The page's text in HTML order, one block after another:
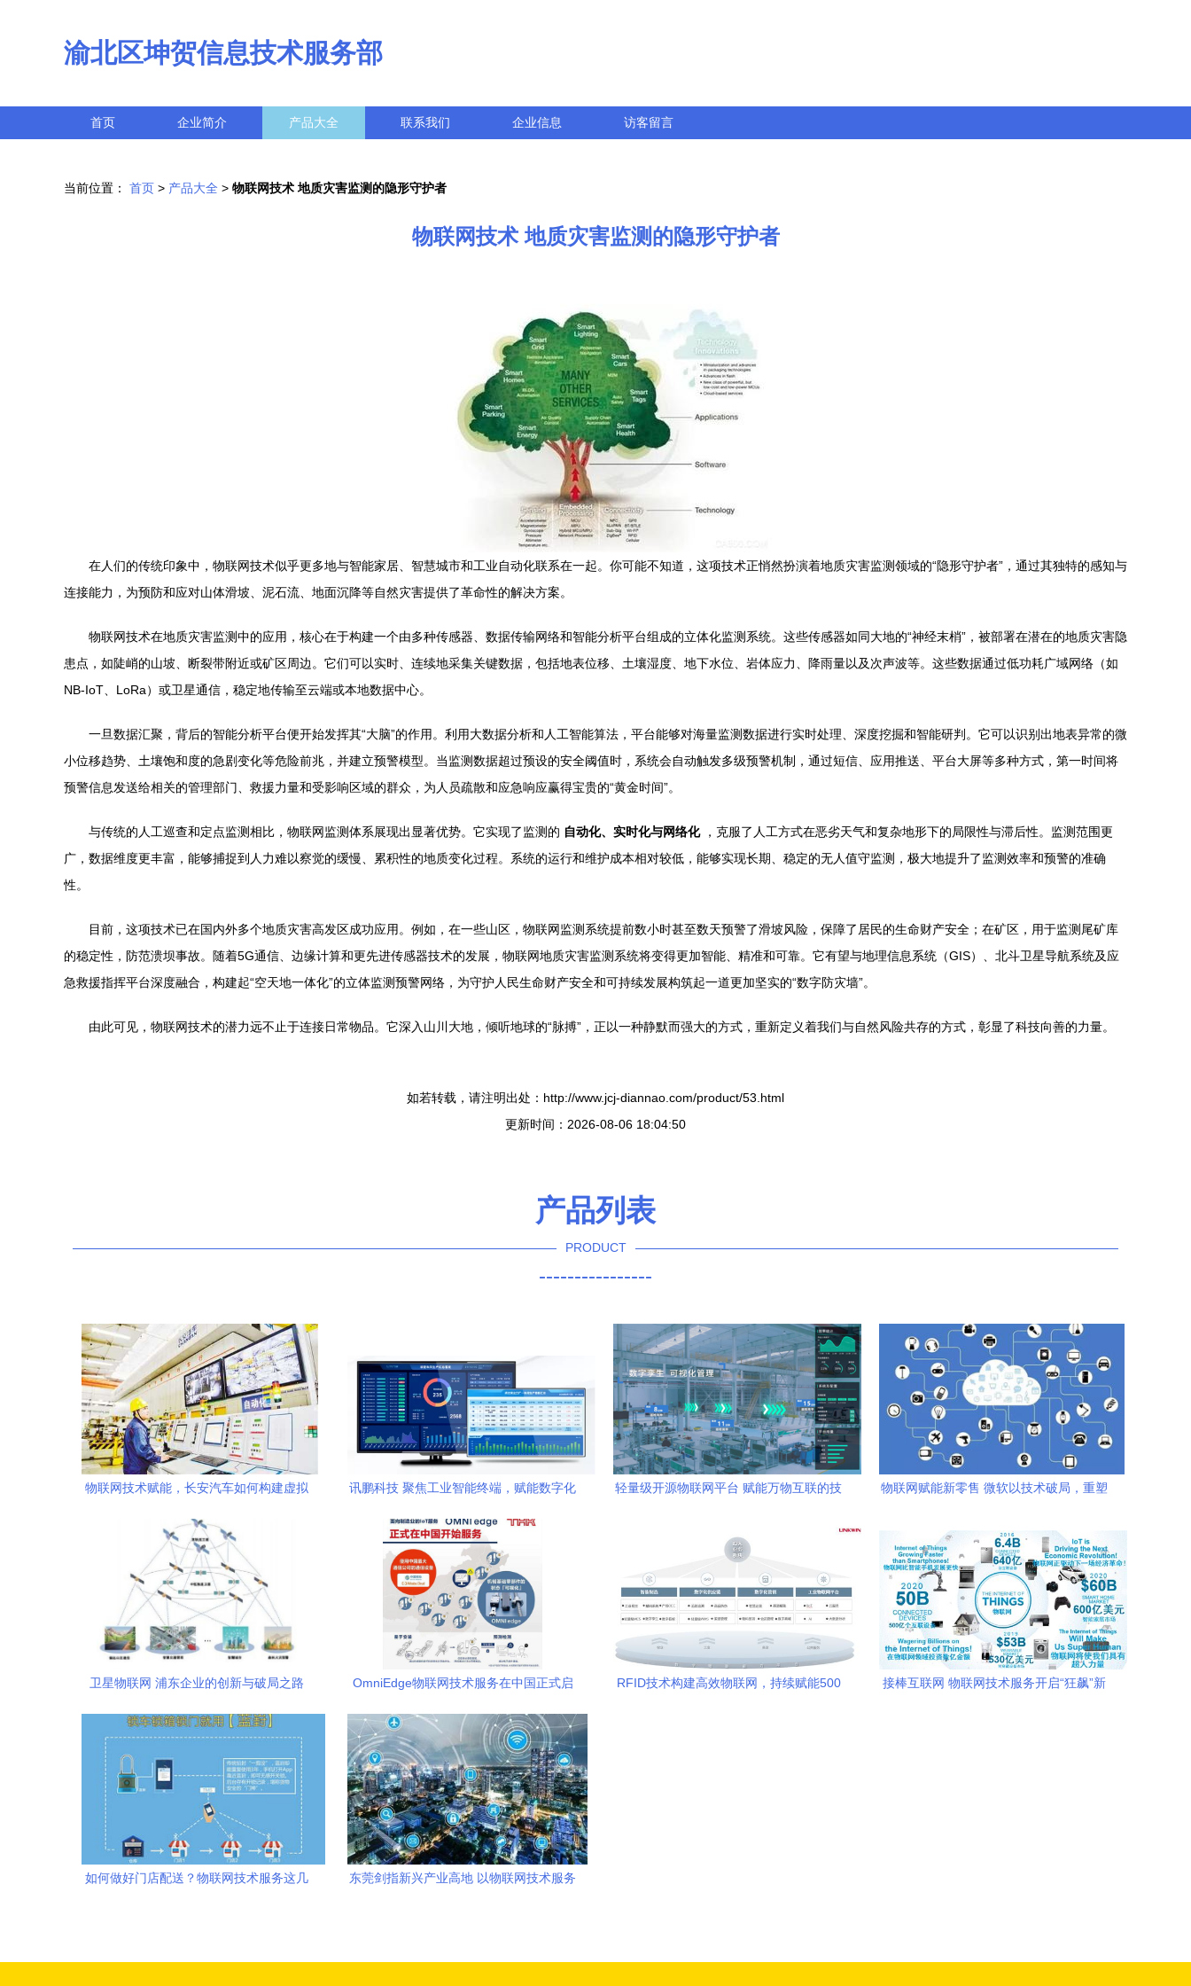
渝北区坤贺信息技术服务部
首页 企业简介 产品大全 联系我们 企业信息 访客留言
当前位置： 首页 > 产品大全 > 物联网技术 地质灾害监测的隐形守护者
物联网技术 地质灾害监测的隐形守护者
在人们的传统印象中，物联网技术似乎更多地与智能家居、智慧城市和工业自动化联系在一起。你可能不知道，这项技术正悄然扮演着地质灾害监测领域的“隐形守护者”，通过其独特的感知与
连接能力，为预防和应对山体滑坡、泥石流、地面沉降等自然灾害提供了革命性的解决方案。
物联网技术在地质灾害监测中的应用，核心在于构建一个由多种传感器、数据传输网络和智能分析平台组成的立体化监测系统。这些传感器如同大地的“神经末梢”，被部署在潜在的地质灾害隐
患点，如陡峭的山坡、断裂带附近或矿区周边。它们可以实时、连续地采集关键数据，包括地表位移、土壤湿度、地下水位、岩体应力、降雨量以及次声波等。这些数据通过低功耗广域网络（如
NB-IoT、LoRa）或卫星通信，稳定地传输至云端或本地数据中心。
一旦数据汇聚，背后的智能分析平台便开始发挥其“大脑”的作用。利用大数据分析和人工智能算法，平台能够对海量监测数据进行实时处理、深度挖掘和智能研判。它可以识别出地表异常的微
小位移趋势、土壤饱和度的急剧变化等危险前兆，并建立预警模型。当监测数据超过预设的安全阈值时，系统会自动触发多级预警机制，通过短信、应用推送、平台大屏等多种方式，第一时间将
预警信息发送给相关的管理部门、救援力量和受影响区域的群众，为人员疏散和应急响应赢得宝贵的“黄金时间”。
与传统的人工巡查和定点监测相比，物联网监测体系展现出显著优势。它实现了监测的 自动化、实时化与网络化，克服了人工方式在恶劣天气和复杂地形下的局限性与滞后性。监测范围更
广，数据维度更丰富，能够捕捉到人力难以察觉的缓慢、累积性的地质变化过程。系统的运行和维护成本相对较低，能够实现长期、稳定的无人值守监测，极大地提升了监测效率和预警的准确
性。
目前，这项技术已在国内外多个地质灾害高发区成功应用。例如，在一些山区，物联网监测系统提前数小时甚至数天预警了滑坡风险，保障了居民的生命财产安全；在矿区，用于监测尾矿库
的稳定性，防范溃坝事故。随着5G通信、边缘计算和更先进传感器技术的发展，物联网地质灾害监测系统将变得更加智能、精准和可靠。它有望与地理信息系统（GIS）、北斗卫星导航系统及应
急救援指挥平台深度融合，构建起“空天地一体化”的立体监测预警网络，为守护人民生命财产安全和可持续发展构筑起一道更加坚实的“数字防灾墙”。
由此可见，物联网技术的潜力远不止于连接日常物品。它深入山川大地，倾听地球的“脉搏”，正以一种静默而强大的方式，重新定义着我们与自然风险共存的方式，彰显了科技向善的力量。
如若转载，请注明出处：http://www.jcj-diannao.com/product/53.html
更新时间：2026-08-06 18:04:50
产品列表
PRODUCT
----------------
物联网技术赋能，长安汽车如何构建虚拟
讯鹏科技 聚焦工业智能终端，赋能数字化
物联网展
轻量级开源物联网平台 赋能万物互联的技
物联网赋能新零售 微软以技术破局，重塑
卫星物联网 浦东企业的创新与破局之路
OmniEdge物联网技术服务在中国正式启
RFID技术构建高效物联网，持续赋能500
接棒互联网 物联网技术服务开启“狂飙”新
如何做好门店配送？物联网技术服务这几
东莞剑指新兴产业高地 以物联网技术服务